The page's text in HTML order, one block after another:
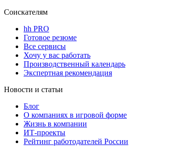
Соискателям
hh PRO
Готовое резюме
Все сервисы
Хочу у вас работать
Производственный календарь
Экспертная рекомендация
Новости и статьи
Блог
О компаниях в игровой форме
Жизнь в компании
ИТ-проекты
Рейтинг работодателей России